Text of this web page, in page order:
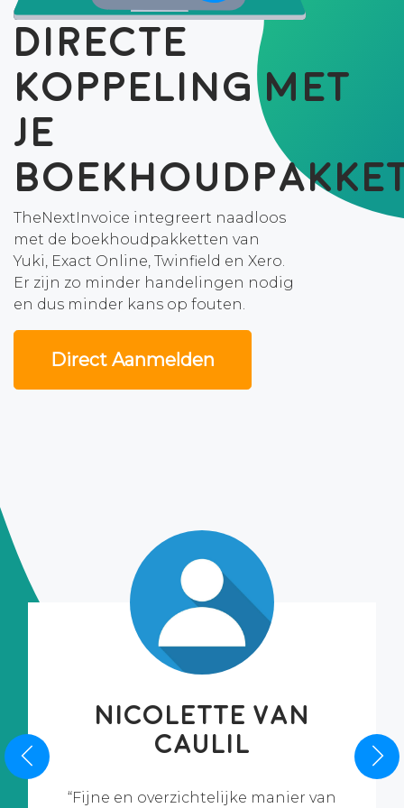
Directe
koppeling met
je
TheNextInvoice integreert naadloos
met de boekhoudpakketten van
Yuki, Exact Online, Twinfield en Xero.
Er zijn zo minder handelingen nodig
en dus minder kans op fouten.
Direct Aanmelden
Nicolette van
Caulil
Fijne en overzichtelijke manier van